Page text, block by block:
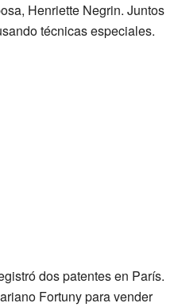
Henriette Negrin. Juntos
técnicas especiales.
dos patentes en París.
Fortuny para vender